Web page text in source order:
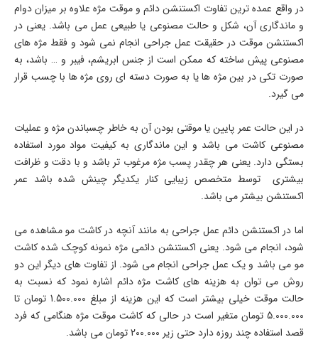
در واقع عمده ترین تفاوت اکستنشن دائم و موقت مژه علاوه بر میزان دوام
و ماندگاری آن، شکل و حالت مصنوعی یا طبیعی عمل می باشد. یعنی در
اکستنشن موقت در حقیقت عمل جراحی انجام نمی شود و فقط مژه های
مصنوعی پیش ساخته که ممکن است از جنس ابریشم، فیبر و … باشد، به
صورت تکی در بین مژه ها یا به صورت دسته ای روی مژه ها با چسب قرار
می گیرد.
در این حالت عمر پایین یا موقتی بودن آن به خاطر چسباندن مژه و عملیات
مصنوعی کاشت می باشد و این ماندگاری به کیفیت مواد مورد استفاده
بستگی دارد. یعنی هر چقدر پسب مژه مرغوب تر باشد و با دقت و ظرافت
بیشتری توسط متخصص زیبایی کنار یکدیگر چینش شده باشد عمر
اکستنشن بیشتر می باشد.
اما در اکستنشن دائم عمل جراحی به مانند آنچه در کاشت مو مشاهده می
شود، انجام می شود. یعنی اکستنشن دائمی مژه نمونه کوچک شده کاشت
مو می باشد و یک عمل جراحی انجام می شود. از تفاوت های دیگر این دو
روش می توان به هزینه های کاشت مژه دائم اشاره نمود که نسبت به
حالت موقت خیلی بیشتر است که این هزینه از مبلغ 1.500.000 تومان تا
5.000.000 تومان متغیر است در حالی که کاشت موقت مژه هنگامی که فرد
قصد استفاده چند روزه دارد حتی زیر 200.000 تومان می باشد.